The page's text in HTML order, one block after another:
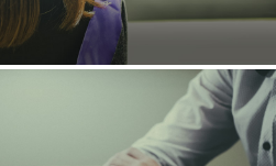
À L'ÉTRANGER